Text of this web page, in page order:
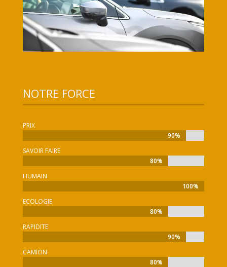
NOTRE FORCE
PRIX
90%
90%
SAVOIR FAIRE
80%
80%
HUMAIN
100%
100%
ECOLOGIE
80%
80%
RAPIDITE
90%
90%
CAMION
80%
80%